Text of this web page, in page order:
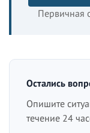
Первичная
Остались
Опишите
течение 24